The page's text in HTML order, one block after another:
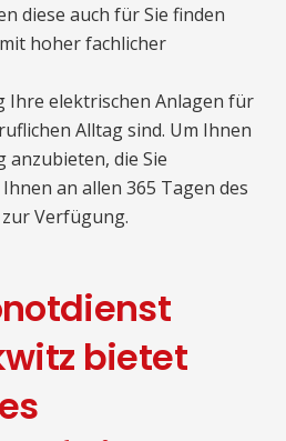
diese auch für Sie finden
hoher fachlicher
Ihre elektrischen Anlagen für
Alltag sind. Um Ihnen
die Sie
an allen 365 Tagen des
Verfügung.
bietet